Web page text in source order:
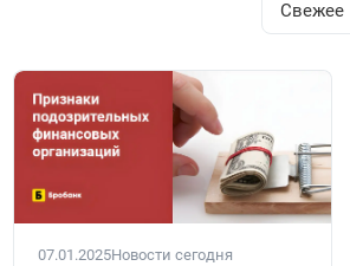
Свежее
07.01.2025Новости сегодня